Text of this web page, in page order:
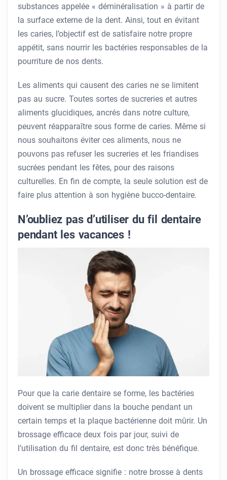
substances appelée « déminéralisation » à partir de
la surface externe de la dent. Ainsi, tout en évitant
les caries, l’objectif est de satisfaire notre propre
appétit, sans nourrir les bactéries responsables de la
pourriture de nos dents.
Les aliments qui causent des caries ne se limitent
pas au sucre. Toutes sortes de sucreries et autres
aliments glucidiques, ancrés dans notre culture,
peuvent réapparaître sous forme de caries. Même si
nous souhaitons éviter ces aliments, nous ne
pouvons pas refuser les sucreries et les friandises
sucrées pendant les fêtes, pour des raisons
culturelles. En fin de compte, la seule solution est de
faire plus attention à son hygiène bucco-dentaire.
N’oubliez pas d’utiliser du fil dentaire
pendant les vacances !
Pour que la carie dentaire se forme, les bactéries
doivent se multiplier dans la bouche pendant un
certain temps et la plaque bactérienne doit mûrir. Un
brossage efficace deux fois par jour, suivi de
l’utilisation du fil dentaire, est donc très bénéfique.
Un brossage efficace signifie : notre brosse à dents